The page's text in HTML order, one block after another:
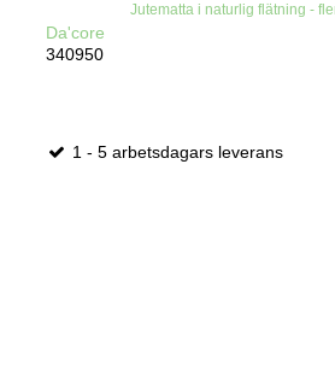
Jutematta i naturlig flätning -
Da'core
340950
1 - 5 arbetsdagars leverans